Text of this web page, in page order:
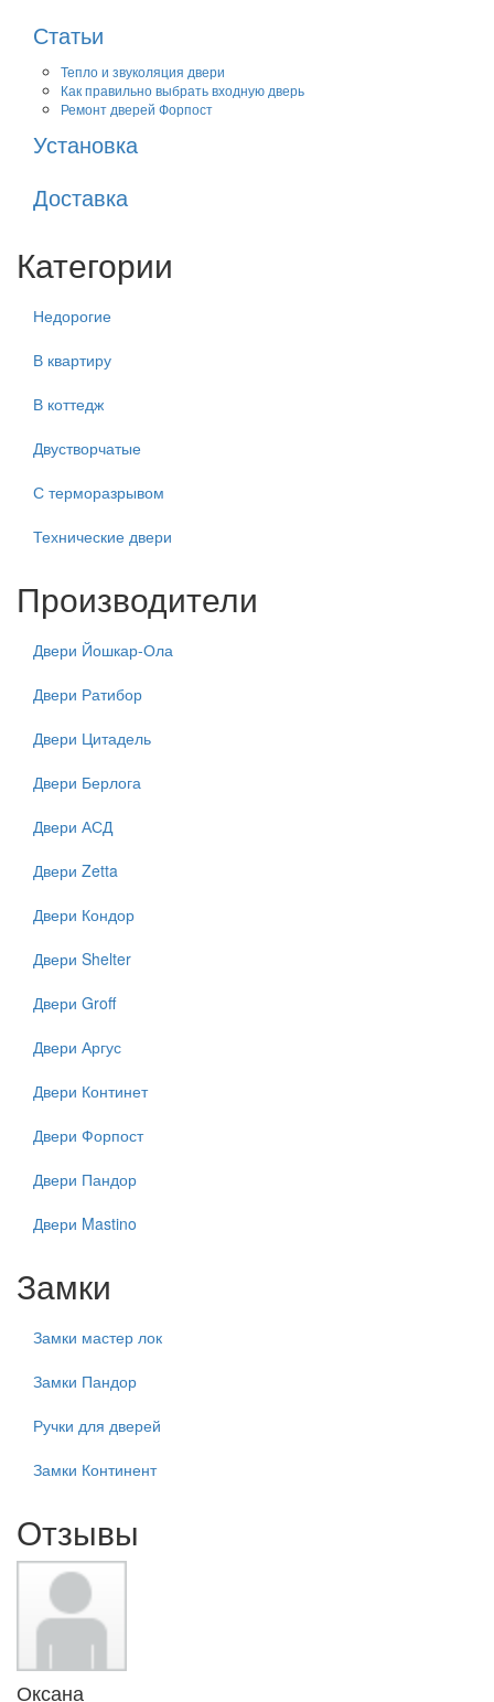
Статьи
Тепло и звуколяция двери
Как правильно выбрать входную дверь
Ремонт дверей Форпост
Установка
Доставка
Категории
Недорогие
В квартиру
В коттедж
Двустворчатые
С терморазрывом
Технические двери
Производители
Двери Йошкар-Ола
Двери Ратибор
Двери Цитадель
Двери Берлога
Двери АСД
Двери Zetta
Двери Кондор
Двери Shelter
Двери Groff
Двери Аргус
Двери Континет
Двери Форпост
Двери Пандор
Двери Mastino
Замки
Замки мастер лок
Замки Пандор
Ручки для дверей
Замки Континент
Отзывы
Оксана